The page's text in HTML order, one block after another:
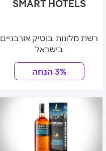
SMART HOTELS
רשת מלונות בוטיק אורבניים
בישראל
3% הנחה